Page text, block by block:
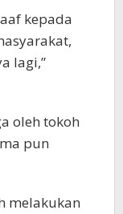
kepada
lagi,”
oleh tokoh
pun
melakukan